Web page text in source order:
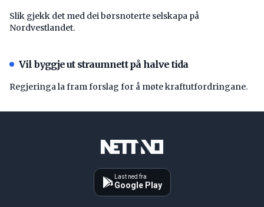
Slik gjekk det med dei børsnoterte selskapa på
Nordvestlandet.
Vil byggje ut straumnett på halve tida
Regjeringa la fram forslag for å møte kraftutfordringane.
Last ned fra
Google Play